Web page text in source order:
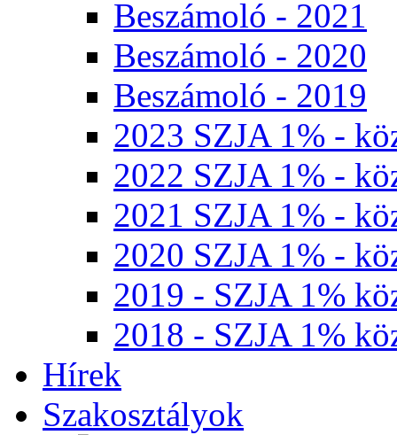
Beszámoló - 2021
Beszámoló - 2020
Beszámoló - 2019
2023 SZJA 1% -
2022 SZJA 1% -
2021 SZJA 1% -
2020 SZJA 1% -
2019 - SZJA 1%
2018 - SZJA 1%
Hírek
Szakosztályok